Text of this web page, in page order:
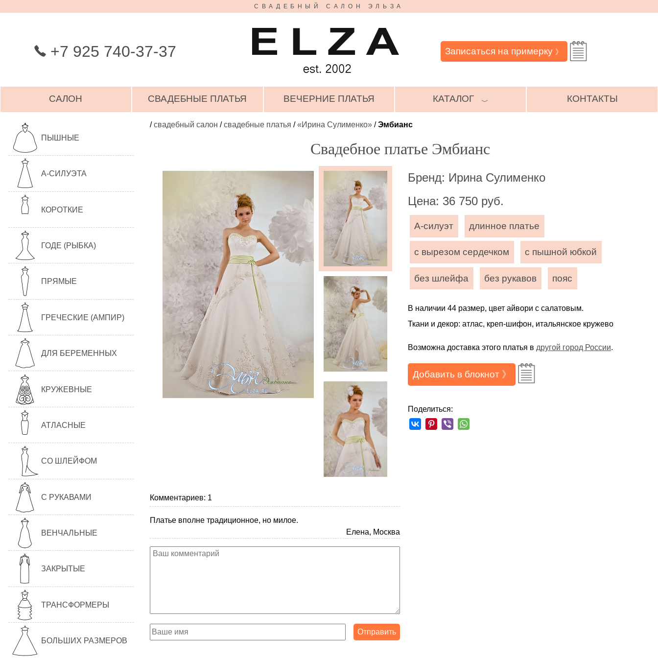
СВАДЕБНЫЙ САЛОН ЭЛЬЗА
+7 925 740-37-37 Записаться на примерку 》
САЛОН СВАДЕБНЫЕ ПЛАТЬЯ ВЕЧЕРНИЕ ПЛАТЬЯ КАТАЛОГ ﹀ КОНТАКТЫ
ПЫШНЫЕ
А-СИЛУЭТА
КОРОТКИЕ
ГОДЕ (РЫБКА)
ПРЯМЫЕ
ГРЕЧЕСКИЕ (АМПИР)
ДЛЯ БЕРЕМЕННЫХ
КРУЖЕВНЫЕ
АТЛАСНЫЕ
СО ШЛЕЙФОМ
С РУКАВАМИ
ВЕНЧАЛЬНЫЕ
ЗАКРЫТЫЕ
ТРАНСФОРМЕРЫ
БОЛЬШИХ РАЗМЕРОВ
/свадебный салон /свадебные платья /«Ирина Сулименко» /Эмбианс
Свадебное платье Эмбианс
Бренд: Ирина Сулименко
Цена: 36 750 руб.
А-силуэт длинное платье
с вырезом сердечком с пышной юбкой
без шлейфа без рукавов пояс
В наличии 44 размер, цвет айвори с салатовым.
Ткани и декор: атлас, креп-шифон, итальянское кружево
Возможна доставка этого платья в другой город России.
Добавить в блокнот 》
Поделиться:
Комментариев: 1
Платье вполне традиционное, но милое.
Елена, Москва